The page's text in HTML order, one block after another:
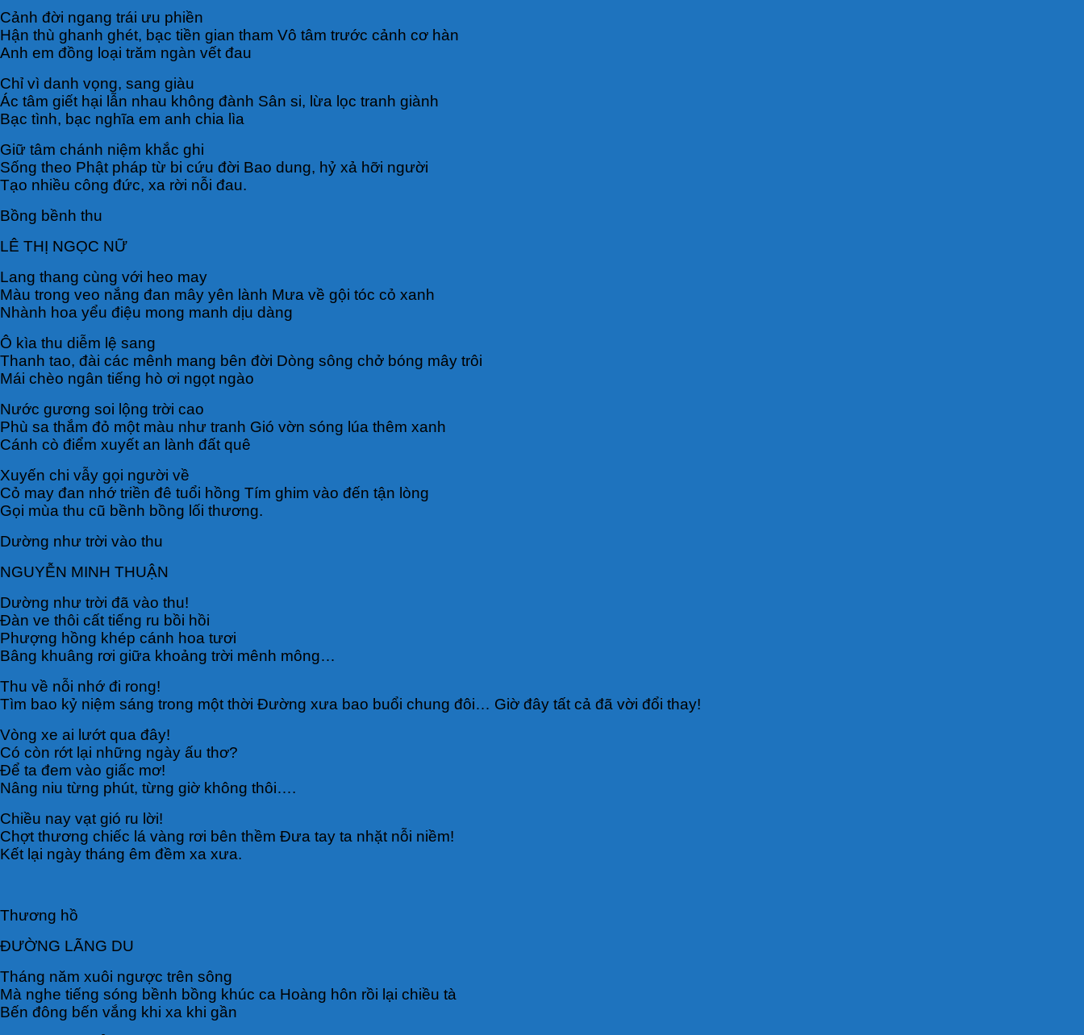
Cảnh đời ngang trái ưu phiền
Hận thù ghanh ghét, bạc tiền gian tham Vô tâm trước cảnh cơ hàn
Anh em đồng loại trăm ngàn vết đau
Chỉ vì danh vọng, sang giàu
Ác tâm giết hại lẫn nhau không đành Sân si, lừa lọc tranh giành
Bạc tình, bạc nghĩa em anh chia lìa
Giữ tâm chánh niệm khắc ghi
Sống theo Phật pháp từ bi cứu đời Bao dung, hỷ xả hỡi người
Tạo nhiều công đức, xa rời nỗi đau.
Bồng bềnh thu
LÊ THỊ NGỌC NỮ
Lang thang cùng với heo may
Màu trong veo nắng đan mây yên lành Mưa về gội tóc cỏ xanh
Nhành hoa yểu điệu mong manh dịu dàng
Ô kìa thu diễm lệ sang
Thanh tao, đài các mênh mang bên đời Dòng sông chở bóng mây trôi
Mái chèo ngân tiếng hò ơi ngọt ngào
Nước gương soi lộng trời cao
Phù sa thắm đỏ một màu như tranh Gió vờn sóng lúa thêm xanh
Cánh cò điểm xuyết an lành đất quê
Xuyến chi vẫy gọi người về
Cỏ may đan nhớ triền đê tuổi hồng Tím ghim vào đến tận lòng
Gọi mùa thu cũ bềnh bồng lối thương.
Dường như trời vào thu
NGUYỄN MINH THUẬN
Dường như trời đã vào thu!
Đàn ve thôi cất tiếng ru bồi hồi
Phượng hồng khép cánh hoa tươi
Bâng khuâng rơi giữa khoảng trời mênh mông…
Thu về nỗi nhớ đi rong!
Tìm bao kỷ niệm sáng trong một thời Đường xưa bao buổi chung đôi… Giờ đây tất cả đã vời đổi thay!
Vòng xe ai lướt qua đây!
Có còn rớt lại những ngày ấu thơ?
Để ta đem vào giấc mơ!
Nâng niu từng phút, từng giờ không thôi….
Chiều nay vạt gió ru lời!
Chợt thương chiếc lá vàng rơi bên thềm Đưa tay ta nhặt nỗi niềm!
Kết lại ngày tháng êm đềm xa xưa.
Thương hồ
ĐƯỜNG LÃNG DU
Tháng năm xuôi ngược trên sông
Mà nghe tiếng sóng bềnh bồng khúc ca Hoàng hôn rồi lại chiều tà
Bến đông bến vắng khi xa khi gần